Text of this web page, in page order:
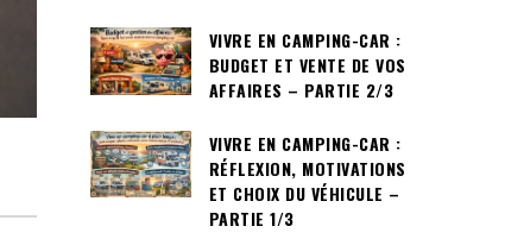
VIVRE EN CAMPING-CAR :
BUDGET ET VENTE DE VOS
AFFAIRES – PARTIE 2/3
VIVRE EN CAMPING-CAR :
RÉFLEXION, MOTIVATIONS
ET CHOIX DU VÉHICULE –
PARTIE 1/3